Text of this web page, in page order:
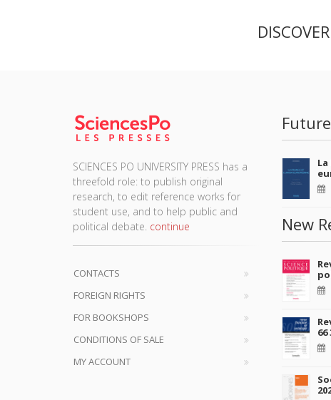
SCIENCES PO UNIVERSITY PRESS has a
threefold role: to publish original
research, to edit reference works for
student use, and to help public and
political debate. continue
CONTACTS
FOREIGN RIGHTS
FOR BOOKSHOPS
CONDITIONS OF SALE
MY ACCOUNT
New